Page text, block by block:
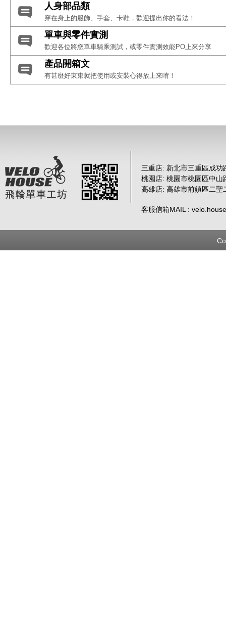
人身部品類
穿在身上的服飾、手套、卡鞋，歡迎提出你的看法！
單車與零件實測
歡迎各位將您單車騎乘測試，或零件實測效能PO上來分享
產品開箱文
有甚麼好東東就把使用或安裝心得放上來唷！
三重店: 新北市三重區成功
桃園店: 桃園市桃園區中山
高雄店: 高雄市前鎮區二聖
客服信箱MAIL :